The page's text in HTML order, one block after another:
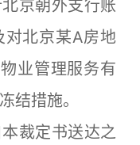
京朝外支行账
北京某A房地
业管理服务有
结措施。
裁定书送达之